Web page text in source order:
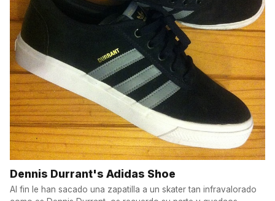
Dennis Durrant's Adidas Shoe
Al fin le han sacado una zapatilla a un skater tan infravalorado